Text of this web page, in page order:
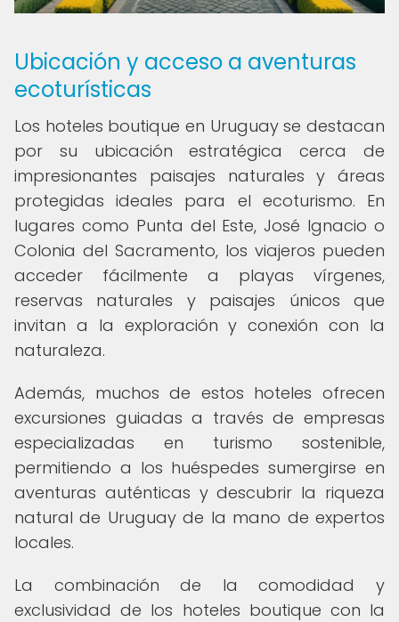
Ubicación y acceso a aventuras
ecoturísticas
Los hoteles boutique en Uruguay se destacan
por su ubicación estratégica cerca de
impresionantes paisajes naturales y áreas
protegidas ideales para el ecoturismo. En
lugares como Punta del Este, José Ignacio o
Colonia del Sacramento, los viajeros pueden
acceder fácilmente a playas vírgenes,
reservas naturales y paisajes únicos que
invitan a la exploración y conexión con la
naturaleza.
Además, muchos de estos hoteles ofrecen
excursiones guiadas a través de empresas
especializadas en turismo sostenible,
permitiendo a los huéspedes sumergirse en
aventuras auténticas y descubrir la riqueza
natural de Uruguay de la mano de expertos
locales.
La combinación de la comodidad y
exclusividad de los hoteles boutique con la